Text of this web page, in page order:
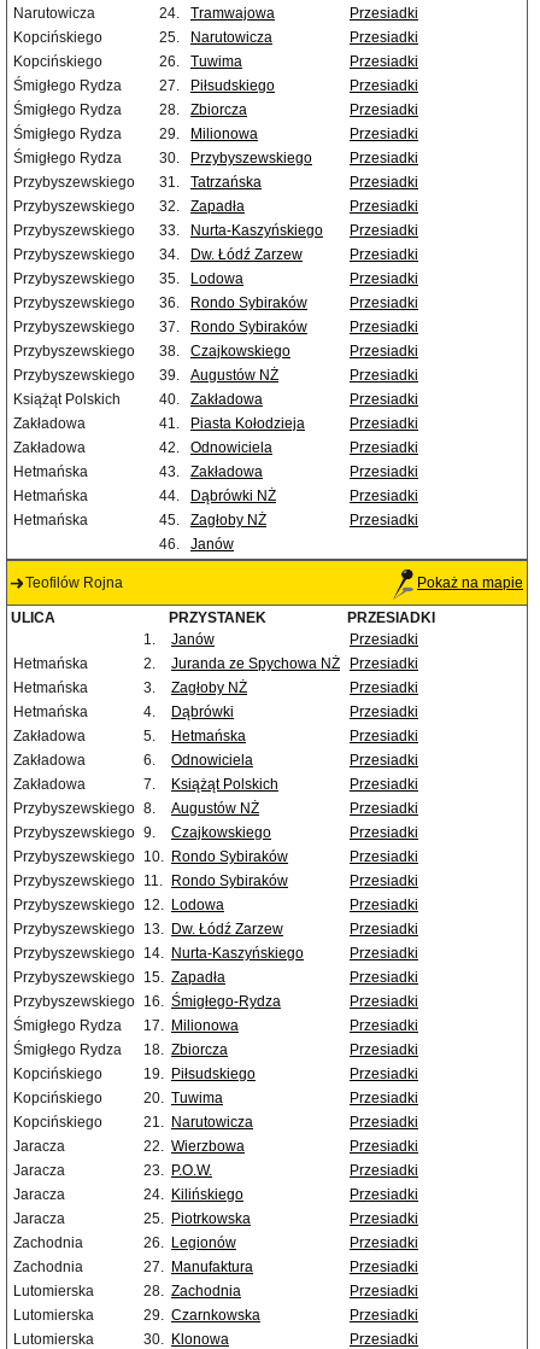
Narutowicza
24. Tramwajowa
Przesiadki
Kopcińskiego
25. Narutowicza
Przesiadki
Kopcińskiego
26. Tuwima
Przesiadki
Śmigłego Rydza
27. Piłsudskiego
Przesiadki
Śmigłego Rydza
28. Zbiorcza
Przesiadki
Śmigłego Rydza
29. Milionowa
Przesiadki
Śmigłego Rydza
30. Przybyszewskiego
Przesiadki
Przybyszewskiego
31. Tatrzańska
Przesiadki
Przybyszewskiego
32. Zapadła
Przesiadki
Przybyszewskiego
33. Nurta-Kaszyńskiego
Przesiadki
Przybyszewskiego
34. Dw. Łódź Zarzew
Przesiadki
Przybyszewskiego
35. Lodowa
Przesiadki
Przybyszewskiego
36. Rondo Sybiraków
Przesiadki
Przybyszewskiego
37. Rondo Sybiraków
Przesiadki
Przybyszewskiego
38. Czajkowskiego
Przesiadki
Przybyszewskiego
39. Augustów NŻ
Przesiadki
Książąt Polskich
40. Zakładowa
Przesiadki
Zakładowa
41. Piasta Kołodzieja
Przesiadki
Zakładowa
42. Odnowiciela
Przesiadki
Hetmańska
43. Zakładowa
Przesiadki
Hetmańska
44. Dąbrówki NŻ
Przesiadki
Hetmańska
45. Zagłoby NŻ
Przesiadki
46.
Janów
Teofilów Rojna Pokaż na mapie
ULICA PRZYSTANEK
PRZESIADKI
1.
Janów
Przesiadki
Hetmańska
2. Juranda ze Spychowa NŻ
Przesiadki
Hetmańska
3. Zagłoby NŻ
Przesiadki
Hetmańska
4. Dąbrówki
Przesiadki
Zakładowa
5. Hetmańska
Przesiadki
Zakładowa
6. Odnowiciela
Przesiadki
Zakładowa
7. Książąt Polskich
Przesiadki
Przybyszewskiego 8. Augustów NŻ
Przesiadki
Przybyszewskiego 9. Czajkowskiego
Przesiadki
Przybyszewskiego 10. Rondo Sybiraków
Przesiadki
Przybyszewskiego 11. Rondo Sybiraków
Przesiadki
Przybyszewskiego 12. Lodowa
Przesiadki
Przybyszewskiego 13. Dw. Łódź Zarzew
Przesiadki
Przybyszewskiego 14. Nurta-Kaszyńskiego
Przesiadki
Przybyszewskiego 15. Zapadła
Przesiadki
Przybyszewskiego 16. Śmigłego-Rydza
Przesiadki
Śmigłego Rydza
17. Milionowa
Przesiadki
Śmigłego Rydza
18. Zbiorcza
Przesiadki
Kopcińskiego
19. Piłsudskiego
Przesiadki
Kopcińskiego
20. Tuwima
Przesiadki
Kopcińskiego
21. Narutowicza
Przesiadki
Jaracza
22. Wierzbowa
Przesiadki
Jaracza
23. P.O.W.
Przesiadki
Jaracza
24. Kilińskiego
Przesiadki
Jaracza
25. Piotrkowska
Przesiadki
Zachodnia
26. Legionów
Przesiadki
Zachodnia
27. Manufaktura
Przesiadki
Lutomierska
28. Zachodnia
Przesiadki
Lutomierska
29. Czarnkowska
Przesiadki
Lutomierska
30. Klonowa Przesiadki